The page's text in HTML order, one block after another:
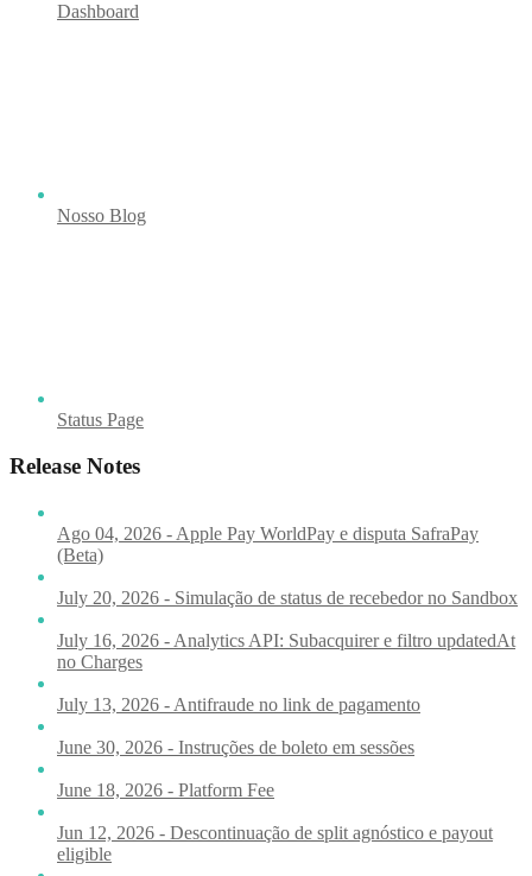
Dashboard
Nosso Blog
Status Page
Release Notes
Ago 04, 2026 - Apple Pay WorldPay e disputa SafraPay
(Beta)
July 20, 2026 - Simulação de status de recebedor no Sandbox
July 16, 2026 - Analytics API: Subacquirer e filtro updatedAt
no Charges
July 13, 2026 - Antifraude no link de pagamento
June 30, 2026 - Instruções de boleto em sessões
June 18, 2026 - Platform Fee
Jun 12, 2026 - Descontinuação de split agnóstico e payout
eligible